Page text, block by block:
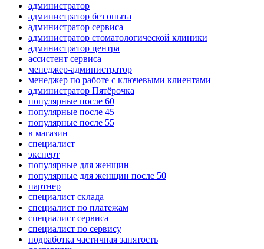
администратор
администратор без опыта
администратор сервиса
администратор стоматологической клиники
администратор центра
ассистент сервиса
менеджер-администратор
менеджер по работе с ключевыми клиентами
администратор Пятёрочка
популярные после 60
популярные после 45
популярные после 55
в магазин
специалист
эксперт
популярные для женщин
популярные для женщин после 50
партнер
специалист склада
специалист по платежам
специалист сервиса
специалист по сервису
подработка частичная занятость